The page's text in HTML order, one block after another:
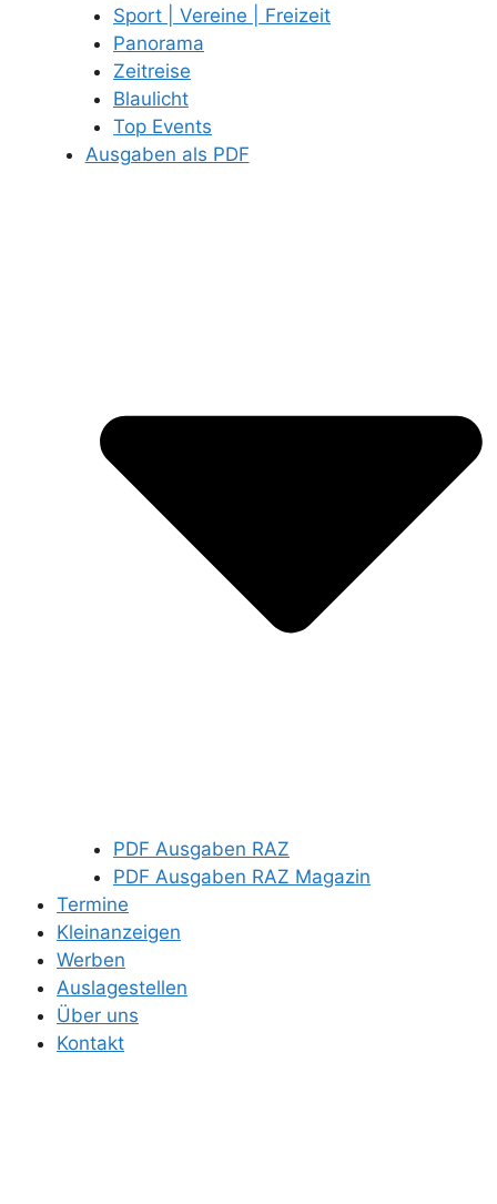
Sport | Vereine | Freizeit
Panorama
Zeitreise
Blaulicht
Top Events
Ausgaben als PDF
PDF Ausgaben RAZ
PDF Ausgaben RAZ Magazin
Termine
Kleinanzeigen
Werben
Auslagestellen
Über uns
Kontakt